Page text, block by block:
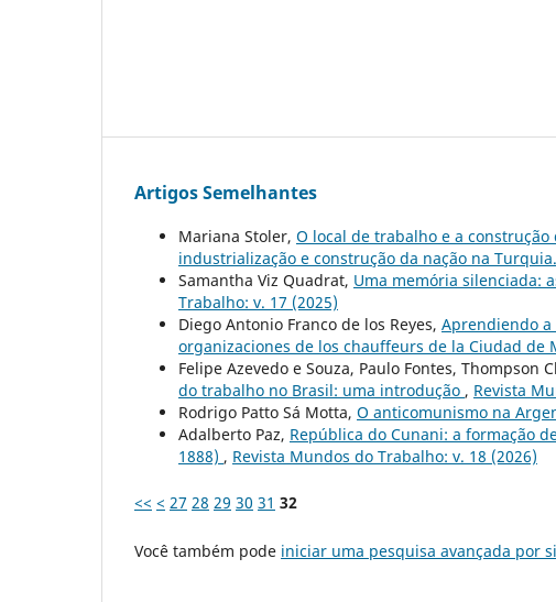
Artigos Semelhantes
Mariana Stoler, O local de trabalho e a
industrialização e construção da nação na Turquia.
Samantha Viz Quadrat, Uma memória silenciada:
Trabalho: v. 17 (2025)
Diego Antonio Franco de los Reyes, Aprendiendo
organizaciones de los chauffeurs de la Ciudad de
Felipe Azevedo e Souza, Paulo Fontes, Thompson
do trabalho no Brasil: uma introdução , Revista
Rodrigo Patto Sá Motta, O anticomunismo na
Adalberto Paz, República do Cunani: a formação
1888) , Revista Mundos do Trabalho: v. 18 (2026)
<< < 27 28 29 30 31 32
Você também pode iniciar uma pesquisa avançada por